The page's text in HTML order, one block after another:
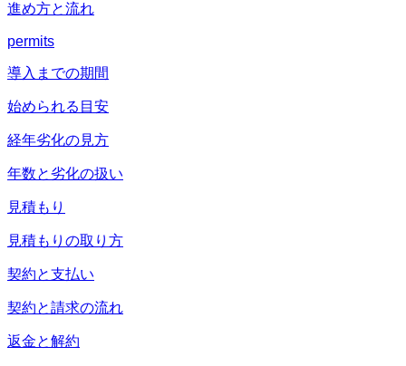
進め方と流れ
permits
導入までの期間
始められる目安
経年劣化の見方
年数と劣化の扱い
見積もり
見積もりの取り方
契約と支払い
契約と請求の流れ
返金と解約